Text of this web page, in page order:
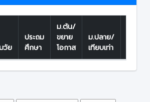
วัย
ประถม
ศึกษา
ม.ต้น/
ขยาย
โอกาส
ม.ปลาย/
เทียบเท่า